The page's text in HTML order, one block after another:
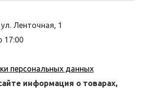
Ленточная, 1
17:00
персональных данных
информация о товарах,